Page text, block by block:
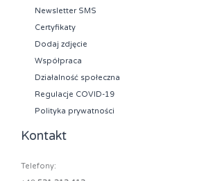
Newsletter SMS
Certyfikaty
Dodaj zdjęcie
Współpraca
Działalność społeczna
Regulacje COVID-19
Polityka prywatności
Kontakt
Telefony: